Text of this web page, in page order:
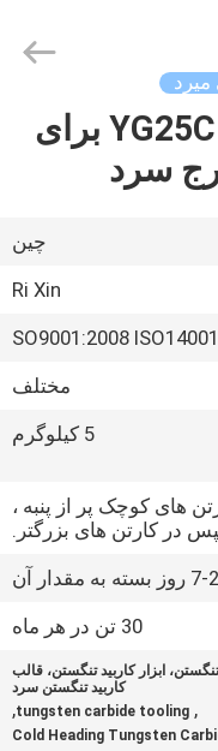
قالب کاربید تنگستن YG25C برای
سرد
چین
Ri Xin
SO9001:2008
مختلف
5 کیلوگرم
های کوچک پر از پنبه ،
در کارتن های بزرگتر.
به مقدار آن
30 تن در هر ماه
ابزار کاربید تنگستن، قالب
کاربید تنگستن سرد
,
tungsten carbide tooling
,
Cold Heading Tungsten